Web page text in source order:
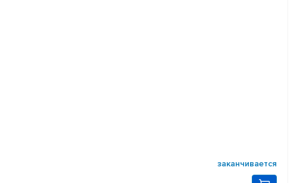
заканчивается